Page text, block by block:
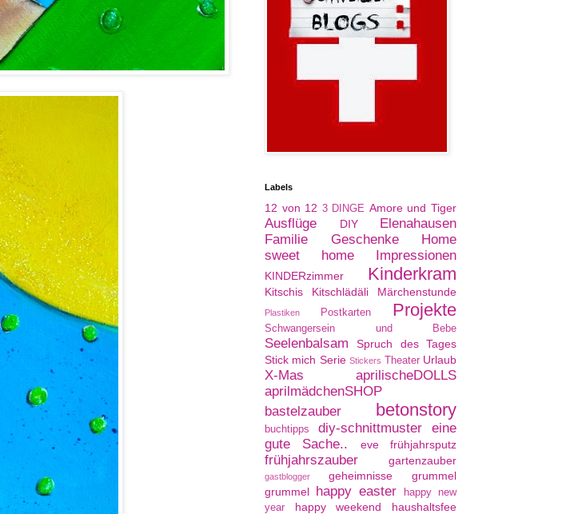
Labels
12 von 12 3 DINGE Amore und Tiger
Ausflüge DIY
Elenahausen
Familie
Geschenke
Home
sweet home
Impressionen
KINDERzimmer Kinderkram
Kitschis Kitschlädäli Märchenstunde
Plastiken Postkarten Projekte
Schwangersein und Bebe
Seelenbalsam
Spruch des Tages
Stick mich Serie Stickers Theater Urlaub
X-Mas
aprilischeDOLLS
aprilmädchenSHOP
bastelzauber
betonstory
buchtipps diy-schnittmuster
eine
gute Sache..
eve frühjahrsputz
frühjahrszauber gartenzauber
gastblogger geheimnisse
grummel
grummel happy easter
happy new
year
happy weekend
haushaltsfee